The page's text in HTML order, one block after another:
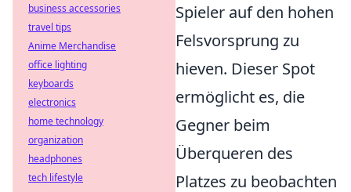
Spieler auf den hohen
Felsvorsprung zu
hieven. Dieser Spot
ermöglicht es, die
Gegner beim
Überqueren des
Platzes zu beobachten
business accessories
travel tips
Anime Merchandise
office lighting
keyboards
electronics
home technology
organization
headphones
tech lifestyle